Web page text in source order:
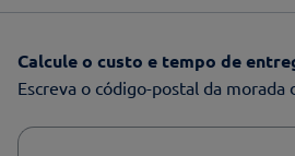
Calcule o custo e tempo de
Escreva o código-postal da morada